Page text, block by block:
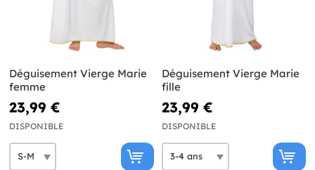
Déguisement Vierge Marie
femme
23,99 €
DISPONIBLE
Déguisement Vierge Marie
fille
23,99 €
DISPONIBLE